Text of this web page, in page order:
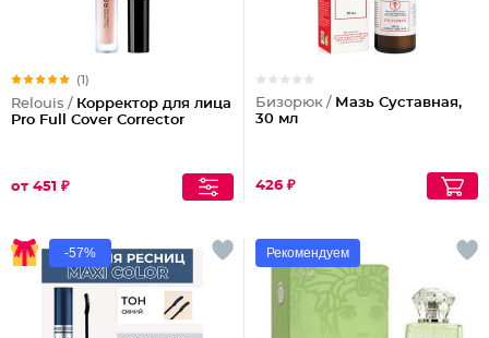
(1)
Relouis / Корректор для лица
Pro Full Cover Corrector
от 451 ₽
Бизорюк / Мазь Суставная,
30 мл
426 ₽
-57% Рекомендуем